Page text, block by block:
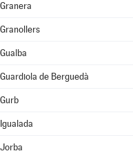
Granera
Granollers
Gualba
Guardiola de Berguedà
Gurb
Igualada
Jorba